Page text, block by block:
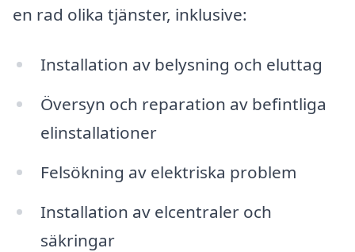
en rad olika tjänster, inklusive:
Installation av belysning och eluttag
Översyn och reparation av befintliga
elinstallationer
Felsökning av elektriska problem
Installation av elcentraler och
säkringar